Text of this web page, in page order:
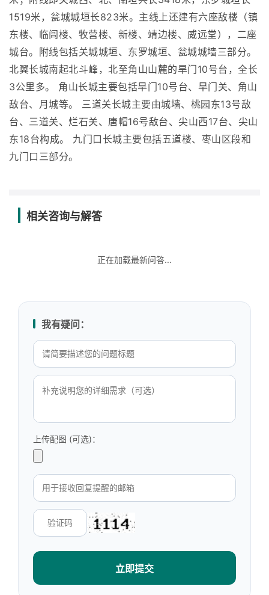
1519米，瓮城城垣长823米。主线上还建有六座敌楼（镇
东楼、临闾楼、牧营楼、新楼、靖边楼、威远堂），二座
城台。附线包括关城城垣、东罗城垣、瓮城城墙三部分。
北翼长城南起北斗峰，北至角山山麓的旱门10号台，全长
3公里多。 角山长城主要包括旱门10号台、旱门关、角山
敌台、月城等。 三道关长城主要由城墙、桃园东13号敌
台、三道关、烂石关、唐帽16号敌台、尖山西17台、尖山
东18台构成。 九门口长城主要包括五道楼、枣山区段和
九门口三部分。
相关咨询与解答
正在加载最新问答...
我有疑问：
上传配图 (可选)：
立即提交